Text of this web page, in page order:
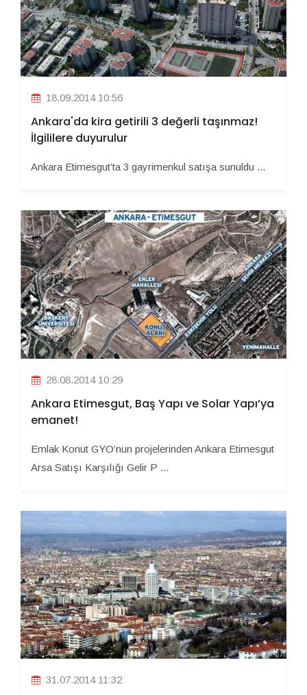
18.09.2014 10:56
Ankara'da kira getirili 3 değerli taşınmaz!
İlgililere duyurulur
Ankara Etimesgut’ta 3 gayrimenkul satışa sunuldu ...
28.08.2014 10:29
Ankara Etimesgut, Baş Yapı ve Solar Yapı’ya
emanet!
Emlak Konut GYO’nun projelerinden Ankara Etimesgut
Arsa Satışı Karşılığı Gelir P ...
31.07.2014 11:32